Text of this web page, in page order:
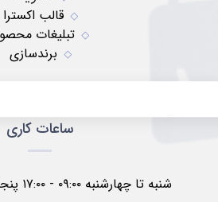
قالب اکسترا
تبلیغات
برندسازی
ساعات کاری
شنبه تا چهارشنبه ۰۹:۰۰ - ۱۷:۰۰ پنجشنبه ۰۹:۰۰ تا ۱۳:۰۰